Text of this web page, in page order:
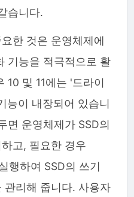
습니다.
한 것은 운영체제에
기능을 적극적으로 활
10 및 11에는 '드라이
능이 내장되어 있습니
면 운영체제가 SSD의
고, 필요한 경우
행하여 SSD의 쓰기
관리해 줍니다. 사용자